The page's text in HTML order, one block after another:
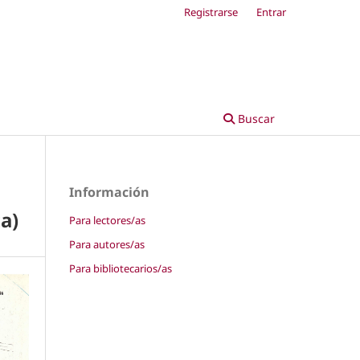
Buscar
Registrarse Entrar
Información
Para lectores/as
Para autores/as
Para bibliotecarios/as